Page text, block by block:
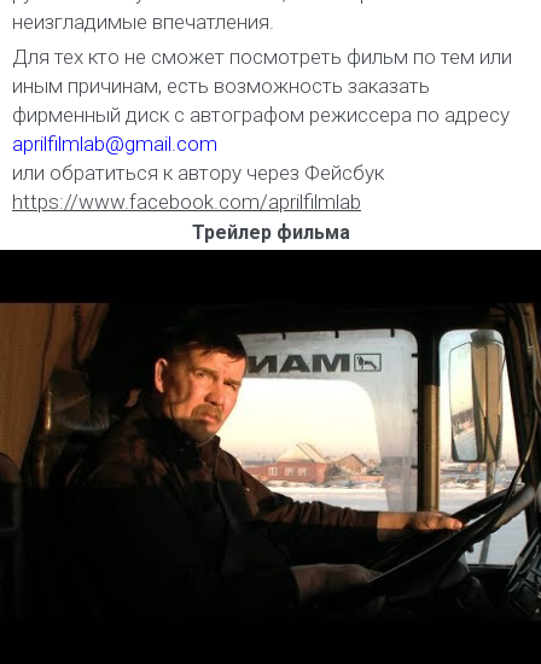
неизгладимые впечатления.
Для тех кто не сможет посмотреть фильм по тем или
иным причинам, есть возможность заказать
фирменный диск с автографом режиссера по адресу
aprilfilmlab@gmail.com
или обратиться к автору через Фейсбук
https://www.facebook.com/aprilfilmlab
Трейлер фильма